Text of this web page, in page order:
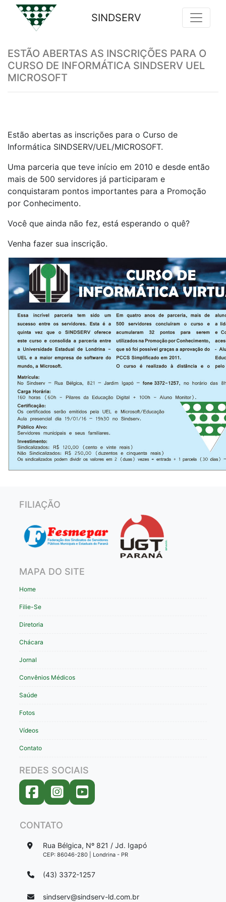
SINDSERV
ESTÃO ABERTAS AS INSCRIÇÕES PARA O
CURSO DE INFORMÁTICA SINDSERV UEL
MICROSOFT
Estão abertas as inscrições para o Curso de
Informática SINDSERV/UEL/MICROSOFT.
Uma parceria que teve início em 2010 e desde então
mais de 500 servidores já participaram e
conquistaram pontos importantes para a Promoção
por Conhecimento.
Você que ainda não fez, está esperando o quê?
Venha fazer sua inscrição.
FILIAÇÃO
MAPA DO SITE
Home
Filie-Se
Diretoria
Chácara
Jornal
Convênios Médicos
Saúde
Fotos
Vídeos
Contato
REDES SOCIAIS
CONTATO
Rua Bélgica, Nº 821 / Jd. Igapó
CEP: 86046-280 | Londrina - PR
(43) 3372-1257
sindserv@sindserv-ld.com.br